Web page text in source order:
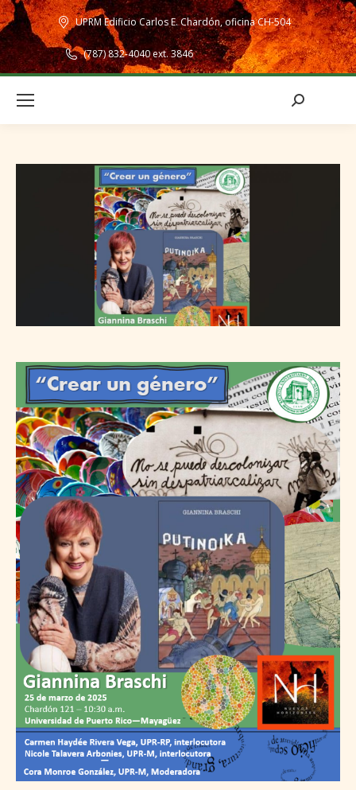
UPRM Edificio Carlos E. Chardón, oficina CH-504
(787) 832-4040 ext. 3846
Search: